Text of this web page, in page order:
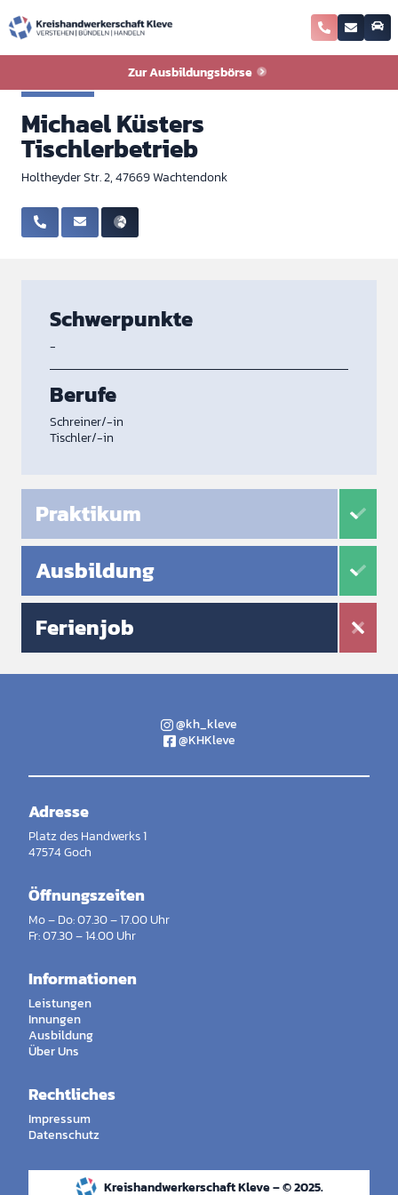
Zur Ausbildungsbörse
Zurück zur Ausbildungsbörse
Michael Küsters
Tischlerbetrieb
Holtheyder Str. 2, 47669 Wachtendonk
Schwerpunkte
-
Berufe
Schreiner/-in
Tischler/-in
Praktikum
Ausbildung
Ferienjob
@kh_kleve
@KHKleve
Adresse
Platz des Handwerks 1
47574 Goch
Öffnungszeiten
Mo – Do: 07.30 – 17.00 Uhr
Fr: 07.30 – 14.00 Uhr
Informationen
Leistungen
Innungen
Ausbildung
Über Uns
Rechtliches
Impressum
Datenschutz
Kreishandwerkerschaft Kleve – © 2025.